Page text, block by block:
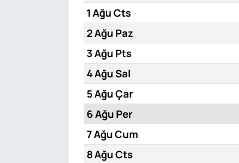
1 Ağu Cts
2 Ağu Paz
3 Ağu Pts
4 Ağu Sal
5 Ağu Çar
6 Ağu Per
7 Ağu Cum
8 Ağu Cts